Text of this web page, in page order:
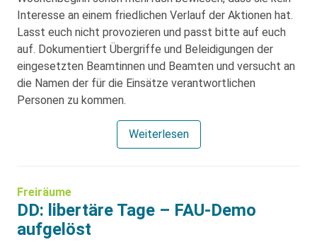
Interesse an einem friedlichen Verlauf der Aktionen hat.
Lasst euch nicht provozieren und passt bitte auf euch
auf. Dokumentiert Übergriffe und Beleidigungen der
eingesetzten Beamtinnen und Beamten und versucht an
die Namen der für die Einsätze verantwortlichen
Personen zu kommen.
Weiterlesen
Freiräume
DD: libertäre Tage – FAU-Demo
aufgelöst